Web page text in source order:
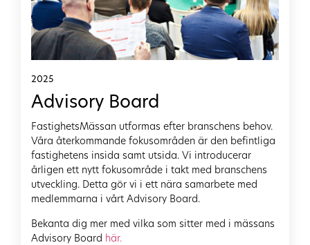
2025
Advisory Board
FastighetsMässan utformas efter branschens behov.
Våra återkommande fokusområden är den befintliga
fastighetens insida samt utsida. Vi introducerar
årligen ett nytt fokusområde i takt med branschens
utveckling. Detta gör vi i ett nära samarbete med
medlemmarna i vårt Advisory Board.
Bekanta dig mer med vilka som sitter med i mässans
Advisory Board här.